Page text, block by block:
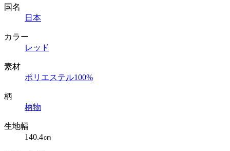
国名
日本
カラー
レッド
素材
ポリエステル100%
柄
柄物
生地幅
140.4㎝